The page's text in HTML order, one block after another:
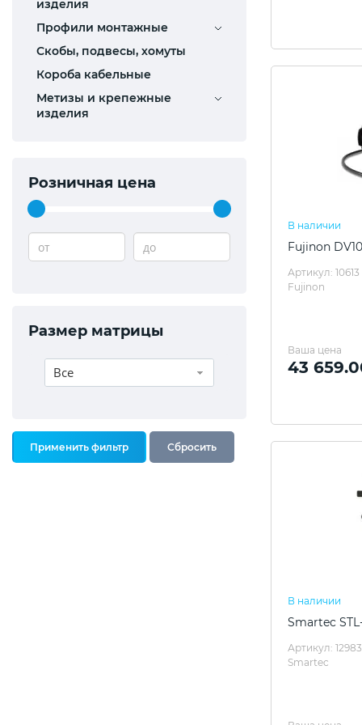
изделия
Профили монтажные
Скобы, подвесы, хомуты
Короба кабельные
Метизы и крепежные
изделия
Розничная цена
от до
Размер матрицы
Все
В наличии
Fujinon
Артикул: 10613
Fujinon
Ваша цена
43
В наличии
Smartec
Артикул: 12983
Smartec